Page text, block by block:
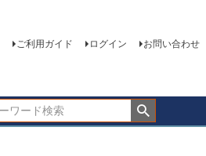
ご利用ガイド ログイン お問い合わせ